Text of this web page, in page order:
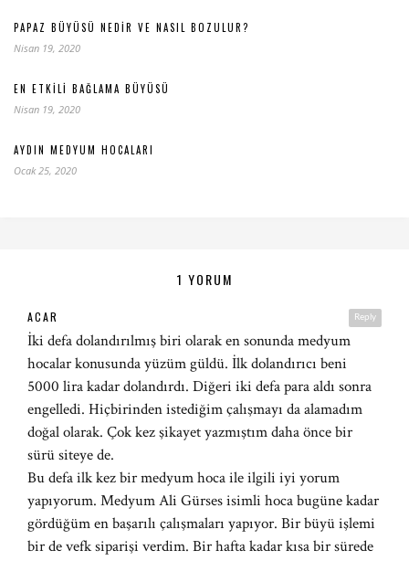
PAPAZ BÜYÜSÜ NEDIR VE NASIL BOZULUR?
Nisan 19, 2020
EN ETKILI BAĞLAMA BÜYÜSÜ
Nisan 19, 2020
AYDIN MEDYUM HOCALARI
Ocak 25, 2020
1 YORUM
Reply
ACAR
İki defa dolandırılmış biri olarak en sonunda medyum
hocalar konusunda yüzüm güldü. İlk dolandırıcı beni
5000 lira kadar dolandırdı. Diğeri iki defa para aldı sonra
engelledi. Hiçbirinden istediğim çalışmayı da alamadım
doğal olarak. Çok kez şikayet yazmıştım daha önce bir
sürü siteye de.
Bu defa ilk kez bir medyum hoca ile ilgili iyi yorum
yapıyorum. Medyum Ali Gürses isimli hoca bugüne kadar
gördüğüm en başarılı çalışmaları yapıyor. Bir büyü işlemi
bir de vefk siparişi verdim. Bir hafta kadar kısa bir sürede